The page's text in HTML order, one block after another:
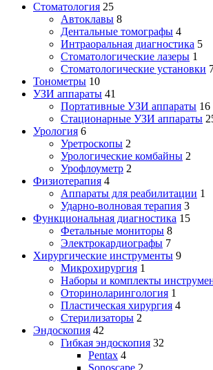
Стоматология 25
Автоклавы 8
Дентальные томографы 4
Интраоральная диагностика 5
Стоматологические лазеры 1
Стоматологические установки
Тонометры 10
УЗИ аппараты 41
Портативные УЗИ аппараты 16
Стационарные УЗИ аппараты
Урология 6
Уретроскопы 2
Урологические комбайны 2
Урофлоуметр 2
Физиотерапия 4
Аппараты для реабилитации 1
Ударно-волновая терапия 3
Функциональная диагностика 15
Фетальные мониторы 8
Электрокардиографы 7
Хирургические инструменты 9
Микрохирургия 1
Наборы и комплекты
Оториноларингология 1
Пластическая хирургия 4
Стерилизаторы 2
Эндоскопия 42
Гибкая эндоскопия 32
Pentax 4
Sonoscape 2